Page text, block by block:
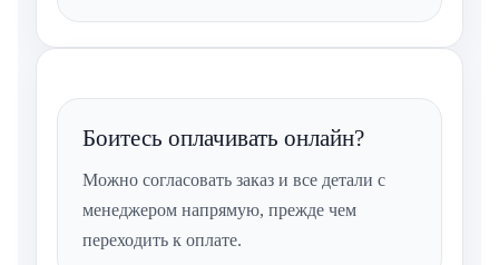
Боитесь оплачивать онлайн?
Можно согласовать заказ и все детали с
менеджером напрямую, прежде чем
переходить к оплате.